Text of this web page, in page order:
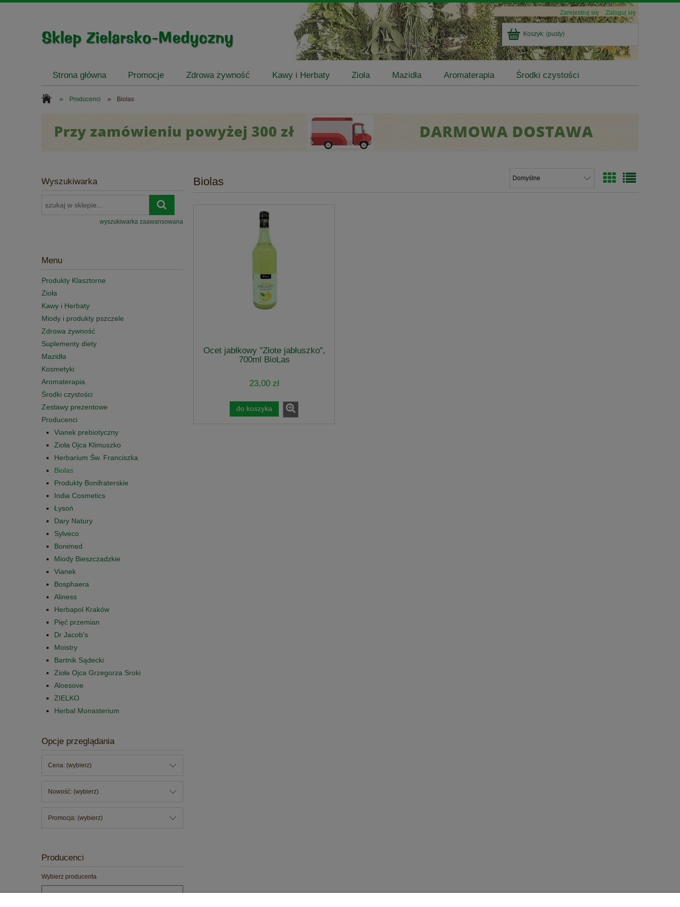
Zarejestruj się Zaloguj się
Koszyk: (pusty)
Strona główna Promocje Zdrowa żywność Kawy i Herbaty Zioła Mazidła Aromaterapia Środki czystości
» Producenci » Biolas
Wyszukiwarka
wyszukiwarka zaawansowana
Menu
Produkty Klasztorne
Zioła
Kawy i Herbaty
Miody i produkty pszczele
Zdrowa żywność
Suplementy diety
Mazidła
Kosmetyki
Aromaterapia
Środki czystości
Zestawy prezentowe
Producenci
Vianek prebiotyczny
Zioła Ojca Klimuszko
Herbarium Św. Franciszka
Biolas
Produkty Bonifraterskie
India Cosmetics
Łysoń
Dary Natury
Sylveco
Bonimed
Miody Bieszczadzkie
Vianek
Bosphaera
Aliness
Herbapol Kraków
Pięć przemian
Dr Jacob's
Moistry
Bartnik Sądecki
Zioła Ojca Grzegorza Sroki
Aloesove
ZIELKO
Herbal Monasterium
Opcje przeglądania
Cena: (wybierz)
Nowość: (wybierz)
Promocja: (wybierz)
Producenci
Wybierz producenta
Biolas
Ocet jabłkowy "Złote jabłuszko",
700ml BioLas
23,00 zł
do koszyka